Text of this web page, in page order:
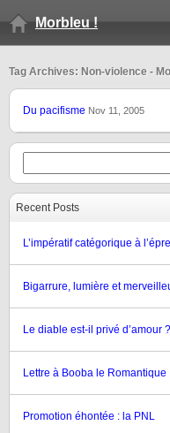
Morbleu !
Tag Archives: Non-violence -
Du pacifisme Nov 11, 2005
Recent Posts
L’impératif catégorique à
Bigarrure, lumière et
Le diable est-il privé d’amour ?
Lettre à Booba le Romantique
Promotion éhontée : la PNL